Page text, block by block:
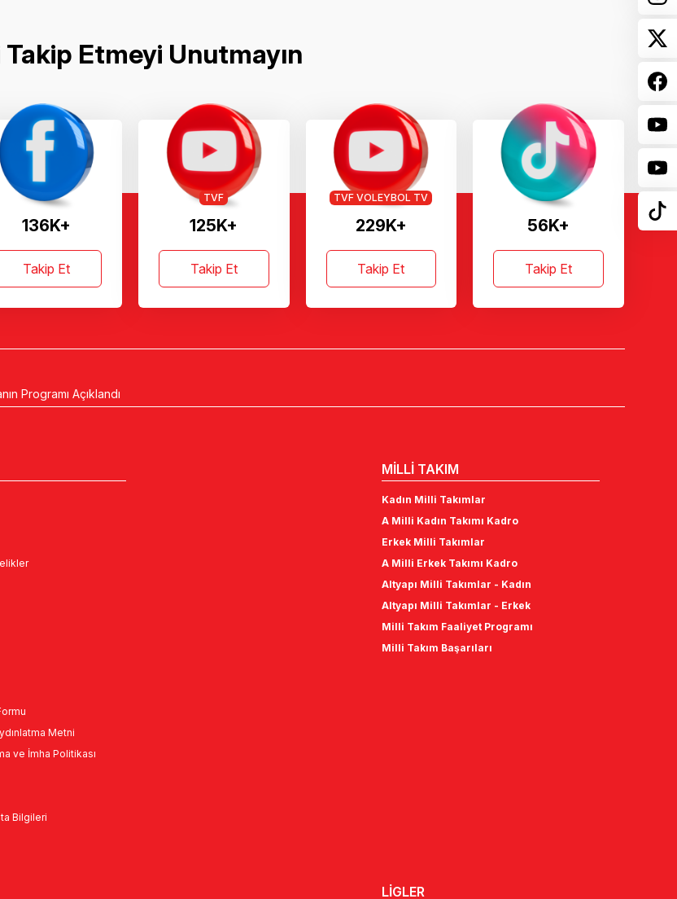
Takip Etmeyi Unutmayın
136K+
Takip Et
125K+
TVF
Takip Et
229K+
TVF VOLEYBOL TV
Takip Et
56K+
Takip Et
Programı Açıklandı
Metni
ve İmha Politikası
Bilgileri
MİLLİ TAKIM
Kadın Milli Takımlar
A Milli Kadın Takımı Kadro
Erkek Milli Takımlar
A Milli Erkek Takımı Kadro
Altyapı Milli Takımlar - Kadın
Altyapı Milli Takımlar - Erkek
Milli Takım Faaliyet Programı
Milli Takım Başarıları
LİGLER